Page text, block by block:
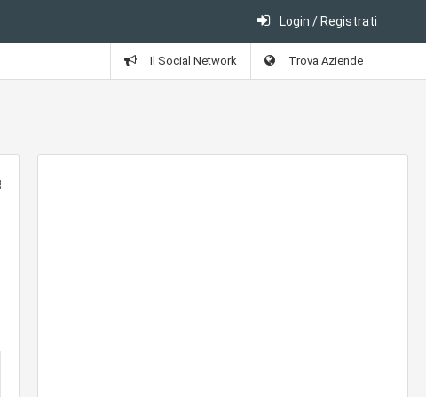
Login / Registrati
Il Social Network Trova Aziende